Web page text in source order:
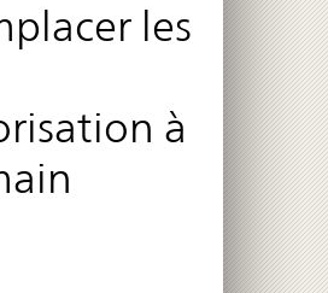
les
à